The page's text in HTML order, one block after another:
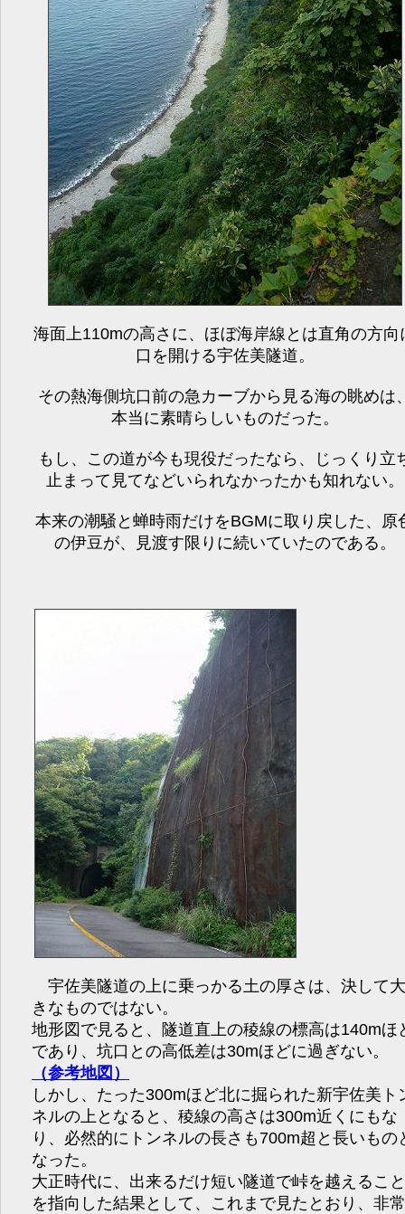
海面上110mの高さに、ほぼ海岸線とは直角の方向
口を開ける宇佐美隧道。
その熱海側坑口前の急カーブから見る海の眺めは
本当に素晴らしいものだった。
もし、この道が今も現役だったなら、じっくり立
止まって見てなどいられなかったかも知れない。
本来の潮騒と蝉時雨だけをBGMに取り戻した、原
の伊豆が、見渡す限りに続いていたのである。
宇佐美隧道の上に乗っかる土の厚さは、決して
きなものではない。
地形図で見ると、隧道直上の稜線の標高は140mほ
であり、坑口との高低差は30mほどに過ぎない。
（参考地図）
しかし、たった300mほど北に掘られた新宇佐美ト
ネルの上となると、稜線の高さは300m近くにもな
り、必然的にトンネルの長さも700m超と長いもの
なった。
大正時代に、出来るだけ短い隧道で峠を越えるこ
を指向した結果として、これまで見たとおり、非